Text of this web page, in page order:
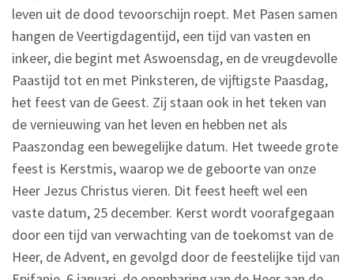
leven uit de dood tevoorschijn roept. Met Pasen samen
hangen de Veertigdagentijd, een tijd van vasten en
inkeer, die begint met Aswoensdag, en de vreugdevolle
Paastijd tot en met Pinksteren, de vijftigste Paasdag,
het feest van de Geest. Zij staan ook in het teken van
de vernieuwing van het leven en hebben net als
Paaszondag een bewegelijke datum. Het tweede grote
feest is Kerstmis, waarop we de geboorte van onze
Heer Jezus Christus vieren. Dit feest heeft wel een
vaste datum, 25 december. Kerst wordt voorafgegaan
door een tijd van verwachting van de toekomst van de
Heer, de Advent, en gevolgd door de feestelijke tijd van